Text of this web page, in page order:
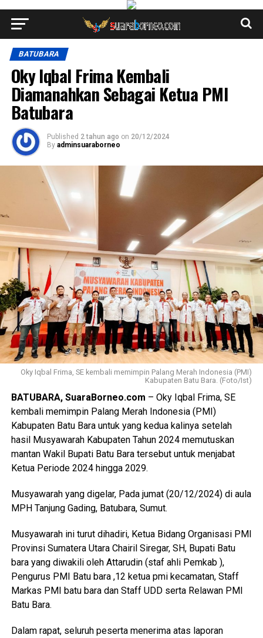
BATUBARA
Oky Iqbal Frima Kembali
Diamanahkan Sebagai Ketua PMI
Batubara
Published 2 tahun ago on 20/12/2024
By adminsuaraborneo
Oky Iqbal Frima, SE kembali memimpin Palang Merah Indonesia (PMI)
Kabupaten Batu Bara. (Foto/Ist)
BATUBARA, SuaraBorneo.com – Oky Iqbal Frima, SE
kembali memimpin Palang Merah Indonesia (PMI)
Kabupaten Batu Bara untuk yang kedua kalinya setelah
hasil Musyawarah Kabupaten Tahun 2024 memutuskan
mantan Wakil Bupati Batu Bara tersebut untuk menjabat
Ketua Periode 2024 hingga 2029.
Musyawarah yang digelar, Pada jumat (20/12/2024) di aula
MPH Tanjung Gading, Batubara, Sumut.
Musyawarah ini turut dihadiri, Ketua Bidang Organisasi PMI
Provinsi Sumatera Utara Chairil Siregar, SH, Bupati Batu
bara yang diwakili oleh Attarudin (staf ahli Pemkab ),
Pengurus PMI Batu bara ,12 ketua pmi kecamatan, Staff
Markas PMI batu bara dan Staff UDD serta Relawan PMI
Batu Bara.
Dalam rapat, seluruh peserta menerima atas laporan